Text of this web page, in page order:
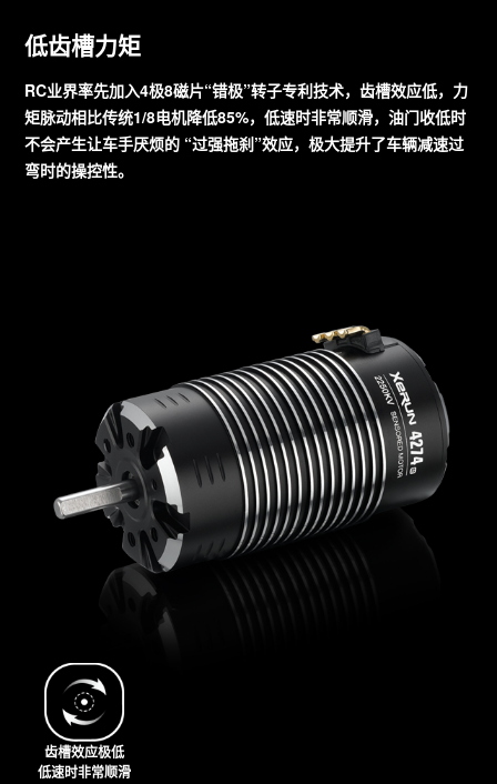
低齿槽力矩
RC业界率先加入4极8磁片“错极”转子专利技术，齿槽效应低，力
矩脉动相比传统1/8电机降低85%，低速时非常顺滑，油门收低时
不会产生让车手厌烦的 “过强拖刹”效应，极大提升了车辆减速过
弯时的操控性。
齿槽效应极低
低速时非常顺滑